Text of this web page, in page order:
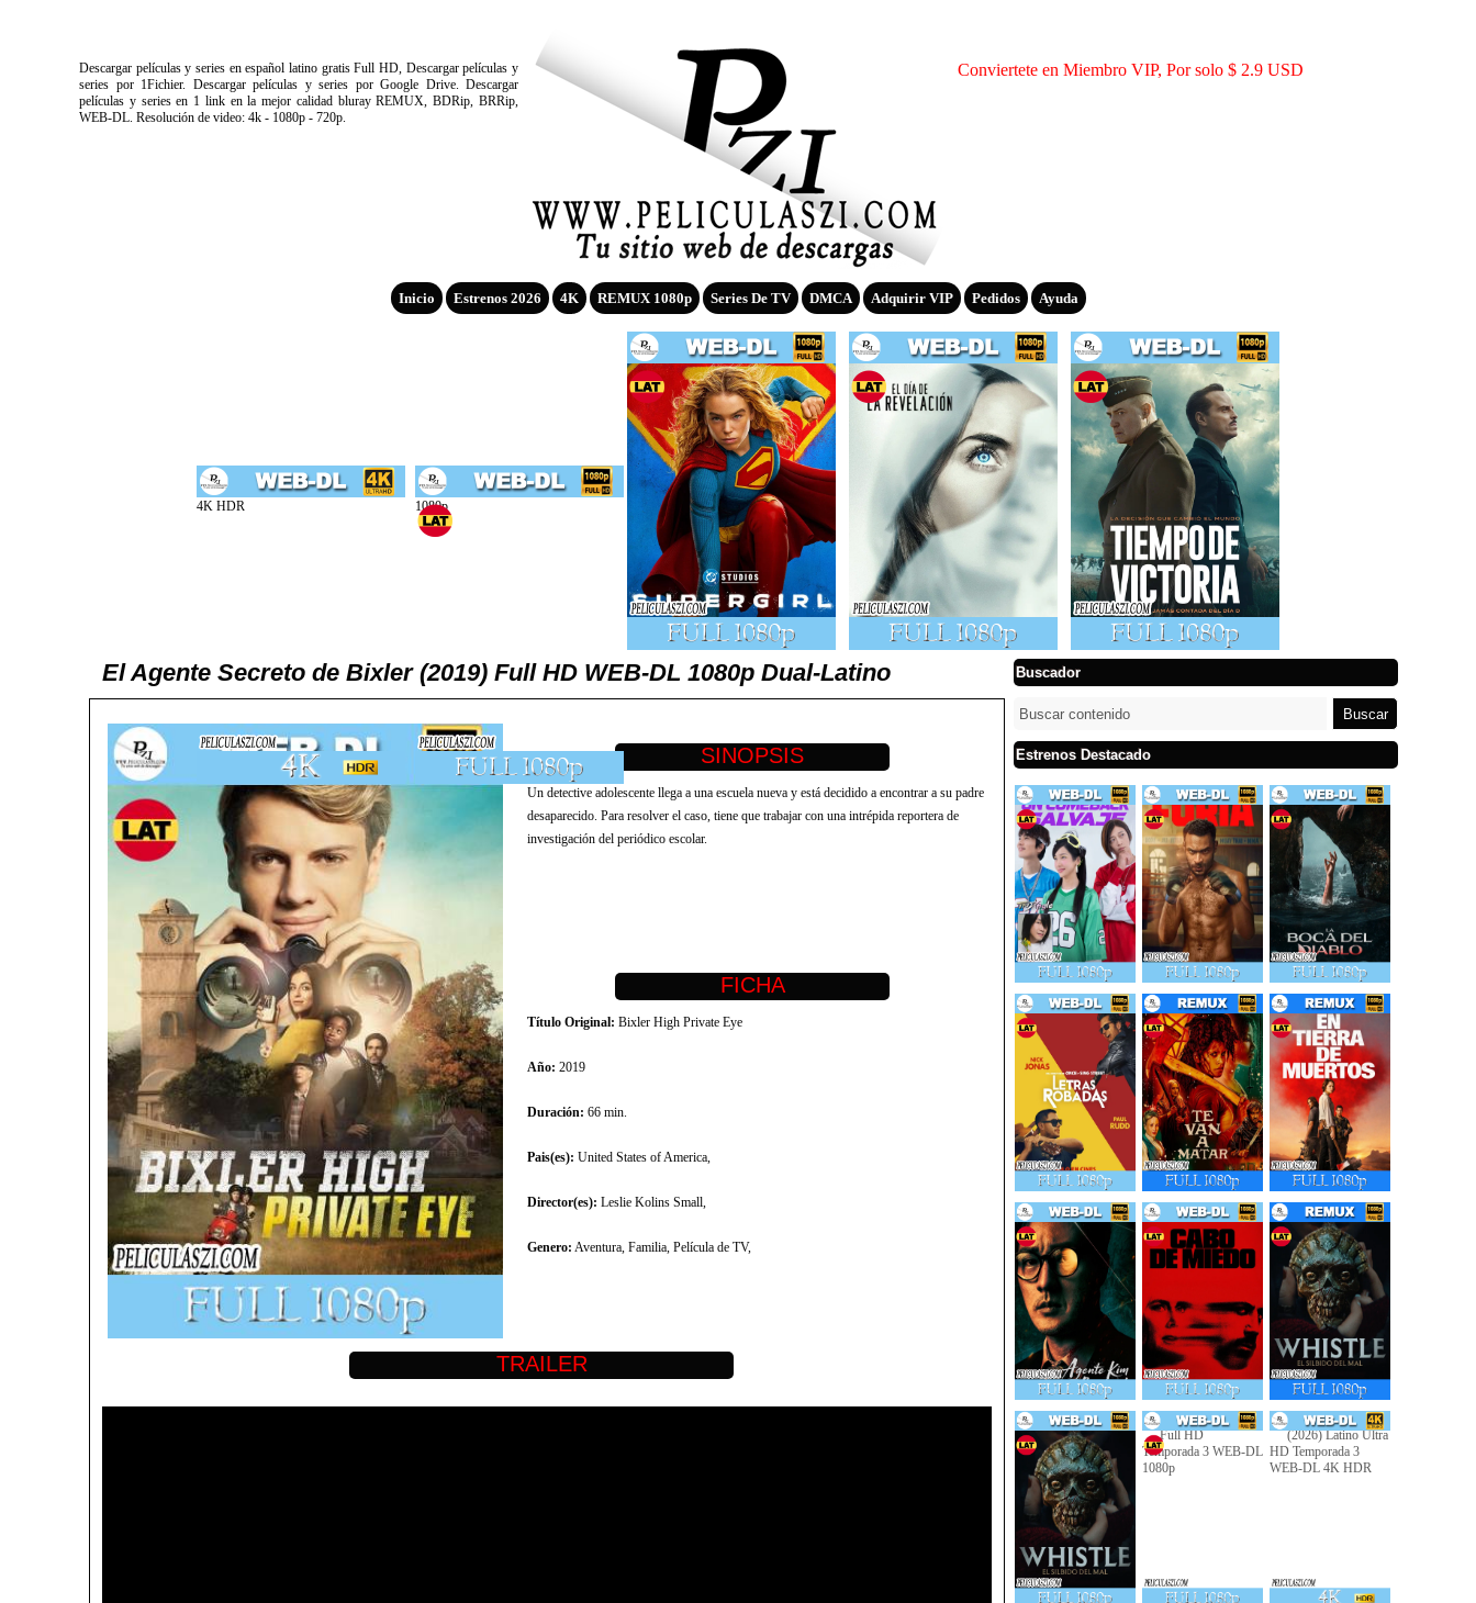
Descargar películas y series en español latino gratis Full HD, Descargar películas y
series por 1Fichier. Descargar películas y series por Google Drive. Descargar
películas y series en 1 link en la mejor calidad bluray REMUX, BDRip, BRRip,
WEB-DL. Resolución de video: 4k - 1080p - 720p.
Conviertete en Miembro VIP, Por solo $ 2.9 USD
Inicio Estrenos 2026 4K REMUX 1080p Series De TV DMCA Adquirir VIP Pedidos Ayuda
El Agente Secreto de Bixler (2019) Full HD WEB-DL 1080p Dual-Latino
Un detective adolescente llega a una escuela nueva y está decidido a encontrar a su padre
desaparecido. Para resolver el caso, tiene que trabajar con una intrépida reportera de
investigación del periódico escolar.
Título Original: Bixler High Private Eye
Año: 2019
Duración: 66 min.
Pais(es): United States of America,
Director(es): Leslie Kolins Small,
Genero: Aventura, Familia, Película de TV,
Buscador
Estrenos Destacado